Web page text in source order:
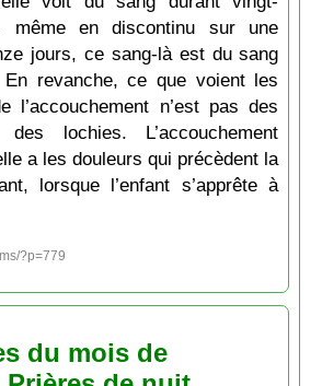
même en discontinu sur une
jours, ce sang-là est du sang
revanche, ce que voient les
l’accouchement n’est pas des
lochies. L’accouchement
a les douleurs qui précèdent la
lorsque l’enfant s’apprête à
?p=779
du mois de